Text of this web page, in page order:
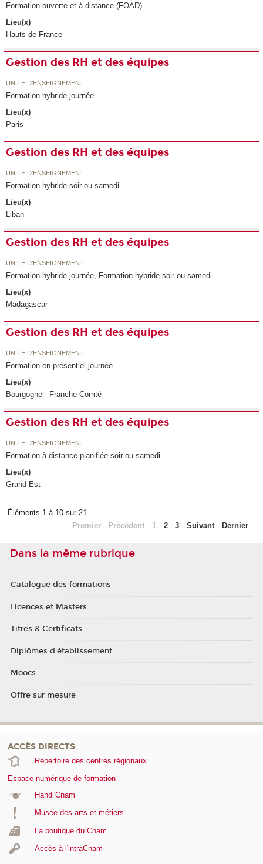
Formation ouverte et à distance (FOAD)
Lieu(x)
Hauts-de-France
Gestion des RH et des équipes
UNITÉ D’ENSEIGNEMENT
Formation hybride journée
Lieu(x)
Paris
Gestion des RH et des équipes
UNITÉ D’ENSEIGNEMENT
Formation hybride soir ou samedi
Lieu(x)
Liban
Gestion des RH et des équipes
UNITÉ D’ENSEIGNEMENT
Formation hybride journée, Formation hybride soir ou samedi
Lieu(x)
Madagascar
Gestion des RH et des équipes
UNITÉ D’ENSEIGNEMENT
Formation en présentiel journée
Lieu(x)
Bourgogne - Franche-Comté
Gestion des RH et des équipes
UNITÉ D’ENSEIGNEMENT
Formation à distance planifiée soir ou samedi
Lieu(x)
Grand-Est
Éléments 1 à 10 sur 21
Premier
Précédent 1 2 3 Suivant Dernier
Dans la même rubrique
Catalogue des formations
Licences et Masters
Titres & Certificats
Diplômes d'établissement
Moocs
Offre sur mesure
ACCÈS DIRECTS
Répertoire des centres régionaux
Espace numérique de formation
Handi'Cnam
Musée des arts et métiers
La boutique du Cnam
Accès à l'intraCnam